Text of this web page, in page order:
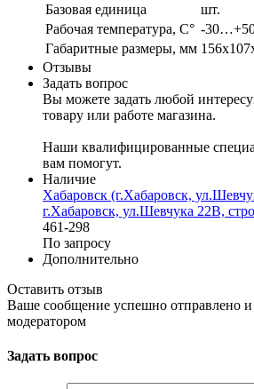
Базовая единица
шт.
Рабочая температура, С° -
Габаритные размеры, мм
Отзывы
Задать вопрос
Вы можете задать любой
товару или работе магазина.
Наши квалифицированные
вам помогут.
Наличие
Хабаровск (г.Хабаровск,
г.Хабаровск, ул.Шевчука 22В,
461-298
По запросу
Дополнительно
Оставить отзыв
Ваше сообщение успешно отправлено
модератором
Задать вопрос